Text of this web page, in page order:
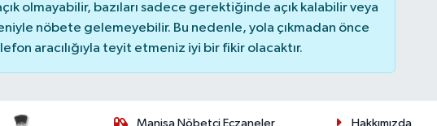
olmayabilir, bazıları sadece gerektiğinde açık kalabilir veya
nöbete gelemeyebilir. Bu nedenle, yola çıkmadan önce
aracılığıyla teyit etmeniz iyi bir fikir olacaktır.
Manisa Nöbetçi Eczaneler Hakkımızda